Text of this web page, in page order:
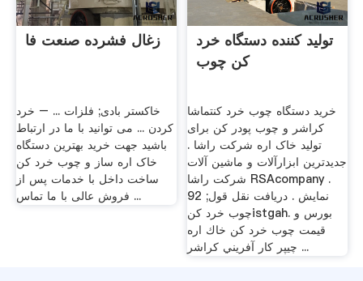
زغال فشرده صنعت فا
خاکستر بادی; فلزات ... – خرد
کردن ... می توانید با ما در ارتباط
باشید جهت خرید بهترین دستگاه
خاک اره ساز و چوب خرد کن
ساخت داخل با خدمات پس از
فروش عالی با ما تماس ...
تولید کننده دستگاه خرد
کن چوب
خرید دستگاه چوب خرد کنتماشا
کراشر و چوب پودر کن برای
تولید خاک اره شرکت راشا .
جدیدترین ابزارآلات و ماشین آلات
شرکت راشا RSAcompany .
92 نمایش . دریافت نقل قول;
چوب خرد کنistgah. بورس و
قیمت چوب خرد كن خاك اره
چيپر كار آفريني كراشر ...